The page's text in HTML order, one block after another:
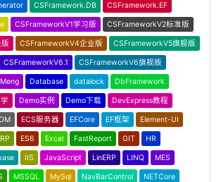
CSFramework.DB CSFramework.EF
CSFrameworkV1学习版 CSFrameworkV2标准版
CSFrameworkV4企业版 CSFrameworkV5旗舰版
CSFrameworkV6.1 CSFrameworkV6旗舰版
Database datalock DbFramework
Demo实例 Demo下载 DevExpress教程
ECS服务器 EFCore EF框架 Element-UI
ES6 Excel FastReport GIT HR
IIS JavaScript LinERP LINQ MES
MSSQL MySql NavBarControl NETCore